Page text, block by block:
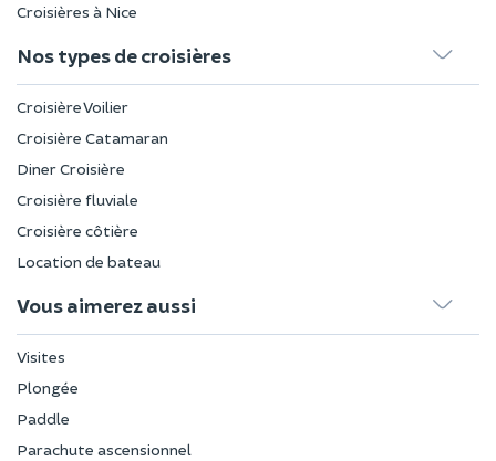
Croisières à Nice
Nos types de croisières
Croisière Voilier
Croisière Catamaran
Diner Croisière
Croisière fluviale
Croisière côtière
Location de bateau
Vous aimerez aussi
Visites
Plongée
Paddle
Parachute ascensionnel